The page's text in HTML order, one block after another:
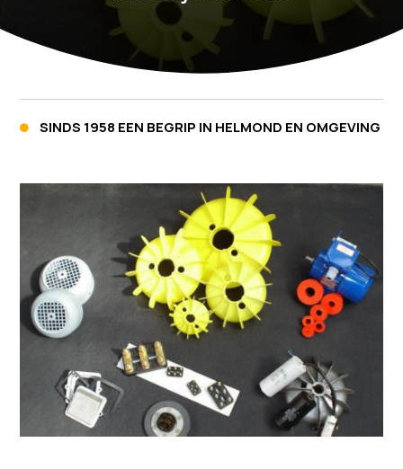
 SINDS 1958 EEN BEGRIP IN HELMOND EN OMGEVING